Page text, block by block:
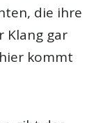
die ihre
Klang gar
kommt